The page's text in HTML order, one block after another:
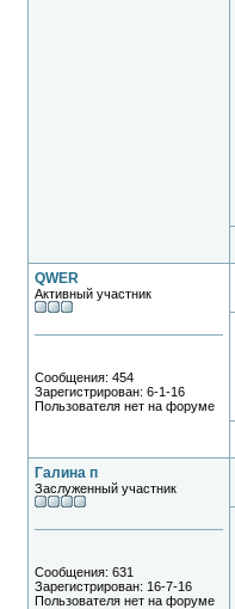
QWER
Активный участник
Сообщения: 454
Зарегистрирован: 6-1-16
Пользователя нет на форуме
Галина п
Заслуженный участник
Сообщения: 631
Зарегистрирован: 16-7-16
Пользователя нет на форуме